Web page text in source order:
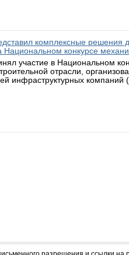
комплексные решения
Национальном конкурсе
участие в Национальном
отрасли,
инфраструктурных компаний